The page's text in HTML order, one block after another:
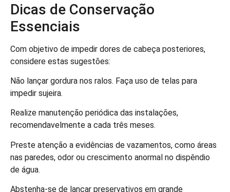
Dicas de Conservação
Essenciais
Com objetivo de impedir dores de cabeça posteriores,
considere estas sugestões:
Não lançar gordura nos ralos. Faça uso de telas para
impedir sujeira.
Realize manutenção periódica das instalações,
recomendavelmente a cada três meses.
Preste atenção a evidências de vazamentos, como áreas
nas paredes, odor ou crescimento anormal no dispêndio
de água.
Abstenha-se de lançar preservativos em grande